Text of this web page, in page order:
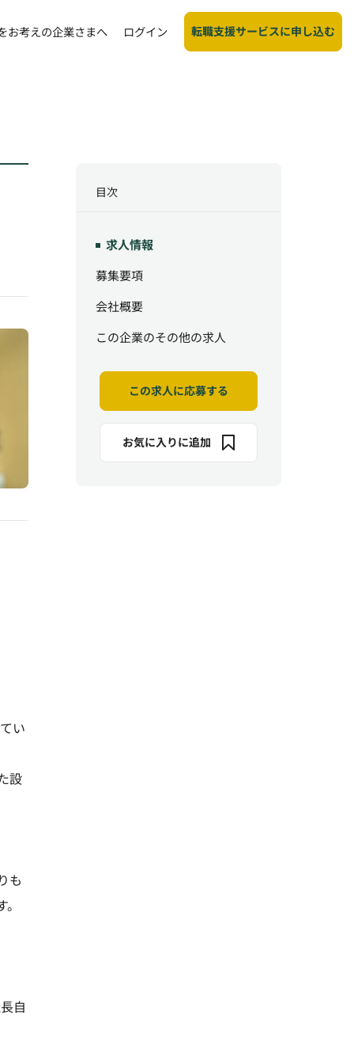
お考えの企業さまへ ログイン 転職支援サービスに申し込む
い
設
も
自
目次
求人情報
募集要項
会社概要
この企業のその他の求人
この求人に応募する
お気に入りに追加